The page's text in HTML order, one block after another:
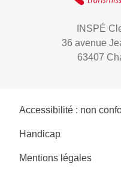
INSPÉ
36 avenue
63407
Accessibilité : non
Handicap
Mentions légales